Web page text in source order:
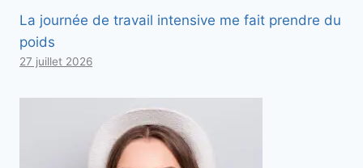
La journée de travail intensive me fait prendre du
poids
27 juillet 2026